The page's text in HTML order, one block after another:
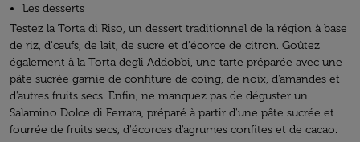
Les desserts
Testez la Torta di Riso, un dessert traditionnel de la région à base
de riz, d'œufs, de lait, de sucre et d'écorce de citron. Goûtez
également à la Torta degli Addobbi, une tarte préparée avec une
pâte sucrée garnie de confiture de coing, de noix, d'amandes et
d'autres fruits secs. Enfin, ne manquez pas de déguster un
Salamino Dolce di Ferrara, préparé à partir d'une pâte sucrée et
fourrée de fruits secs, d'écorces d'agrumes confites et de cacao.